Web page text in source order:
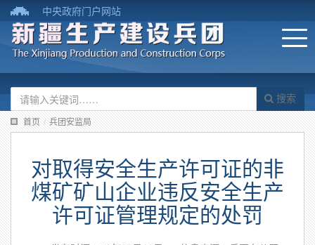
中央政府门户网站
搜索
首页 / 兵团安监局
对取得安全生产许可证的非
煤矿矿山企业违反安全生产
许可证管理规定的处罚